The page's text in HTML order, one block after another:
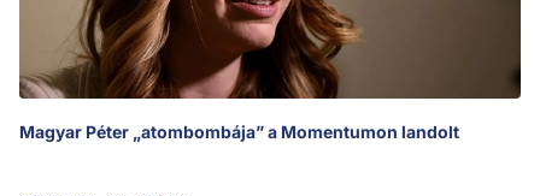
Magyar Péter „atombombája” a Momentumon landolt